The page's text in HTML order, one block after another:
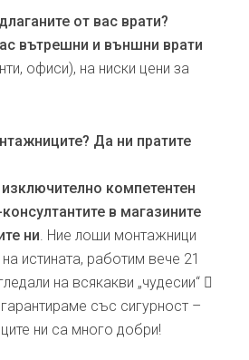
от вас врати?
вътрешни и външни врати
офиси), на ниски цени за
Да ни пратите
изключително компетентен
в магазините
ни. Ние лоши монтажници
истината, работим вече 21
на всякакви „чудесии“ 
със сигурност –
ни са много добри!